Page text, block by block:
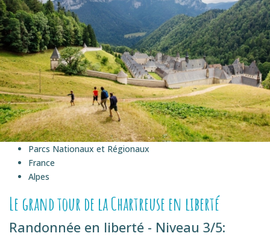
Parcs Nationaux et Régionaux
France
Alpes
Le grand tour de la Chartreuse en liberté
Randonnée en liberté - Niveau 3/5: